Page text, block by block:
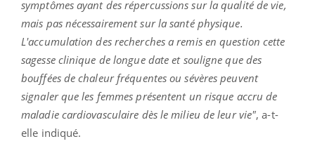
symptômes ayant des répercussions sur la qualité de vie,
mais pas nécessairement sur la santé physique.
L'accumulation des recherches a remis en question cette
sagesse clinique de longue date et souligne que des
bouffées de chaleur fréquentes ou sévères peuvent
signaler que les femmes présentent un risque accru de
maladie cardiovasculaire dès le milieu de leur vie", a-t-
elle indiqué.